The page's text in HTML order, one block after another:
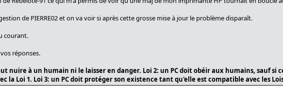
de PIERRE02 et on va voir si après cette grosse mise à jour le problème disparaît.
courant.
réponses.
nuire à un humain ni le laisser en danger. Loi 2: un PC doit obéir aux humains, sauf si
la Loi 1. Loi 3: un PC doit protéger son existence tant qu'elle est compatible avec les